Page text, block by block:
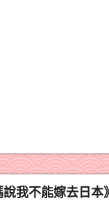
我不能嫁去日